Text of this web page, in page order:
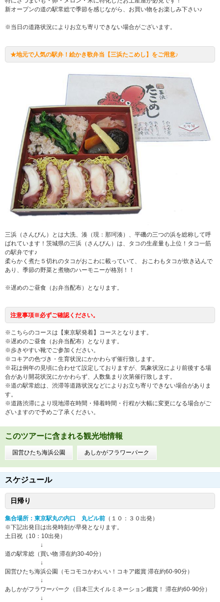
新オープンの道の駅常総で季節を感じながら、お買い物をお楽しみ下さい♪
※当日の道路状況によりお立ち寄りできない場合がございます。
★地元で人気の駅弁！絵かき歌弁当【三浜たこめし】をご用意♪
三浜（さんぴん）とは大洗、湊（現：那珂湊）、平磯の三つの浜を総称して呼
ばれています！茨城県の三浜（さんぴん）は、タコの生産量も上位！タコ一筋
の駅弁です♪
柔らかく煮た５切れのタコがおこわに載っていて、 おこわもタコが炊き込んで
あり、季節の野菜と煮物のハーモニーが格別！！
※遅めのご昼食（お弁当配布）となります。
注意事項※必ずご確認ください。
※こちらのコースは【東京駅発着】コースとなります。
※遅めのご昼食（お弁当配布）となります。
※歩きやすい靴でご参加ください。
※コキアの色づき・生育状況にかかわらず催行致します。
※花は例年の見頃に合わせて設定しておりますが、気象状況により前後する場
合があり開花状況にかかわらず、人数集まり次第催行致します。
※道の駅常総は、渋滞等道路状況などによりお立ち寄りできない場合がありま
す。
※道路渋滞により現地滞在時間・帰着時間・行程が大幅に変更になる場合がご
ざいますので予めご了承ください。
このツアーに含まれる観光地情報
国営ひたち海浜公園 あしかがフラワーパーク
スケジュール
日帰り
集合場所：東京駅丸の内口 丸ビル前 （１０：３０出発）
※下記出発日は出発時刻が早発となります。
土日祝（10：10出発）
↓
道の駅常総（買い物 滞在約30-40分）
↓
国営ひたち海浜公園（モコモコかわいい！コキア鑑賞 滞在約60-90分）
↓
あしかがフラワーパーク（日本三大イルミネーション鑑賞！ 滞在約60-90分）
↓